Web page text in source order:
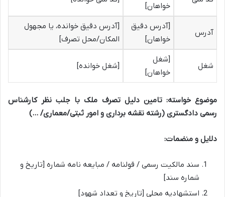
خواهان]
آدرس
[آدرس دقیق
خواهان]
[آدرس دقیق خوانده، یا مجهول
المکان/محل تصرف]
شغل
[شغل
خواهان]
[شغل خوانده]
موضوع خواسته: تامین دلیل تصرف ملک با جلب نظر کارشناس
رسمی دادگستری (رشته نقشه برداری و امور ثبتی/معماری/ …)
دلایل و منضمات:
سند مالکیت رسمی / قولنامه / مبایعه نامه شماره [تاریخ و
شماره سند]
استشهادیه محلی [تاریخ و تعداد شهود]